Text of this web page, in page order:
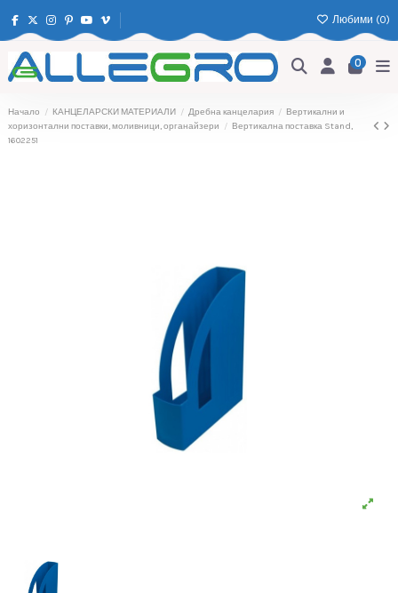
Любими (0)
0
Начало КАНЦЕЛАРСКИ МАТЕРИАЛИ Дребна канцелария
Вертикални и
хоризонтални поставки, моливници, органайзери
Вертикална поставка Stand,
1602251